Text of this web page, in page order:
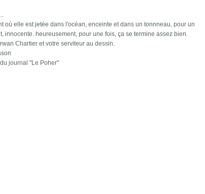
où elle est jetée dans l'océan, enceinte et dans un tonnneau, pour un
innocente. heureusement, pour une fois, ça se termine assez bien.
Chartier et votre serviteur au dessin.
journal "Le Poher"